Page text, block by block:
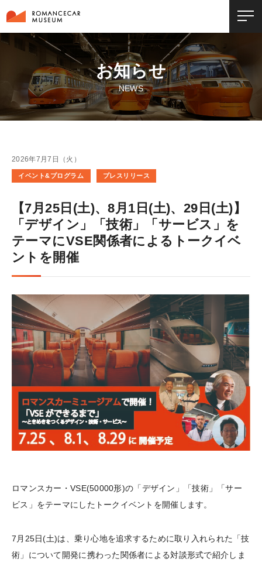
お知らせ
NEWS
2026年7月7日（火）
イベント&プログラム プレスリリース
【7月25日(土)、8月1日(土)、29日(土)】
「デザイン」「技術」「サービス」を
テーマにVSE関係者によるトークイベ
ントを開催
ロマンスカー・VSE(50000形)の「デザイン」「技術」「サー
ビス」をテーマにしたトークイベントを開催します。
7月25日(土)は、乗り心地を追求するために取り入れられた「技
術」について開発に携わった関係者による対談形式で紹介しま